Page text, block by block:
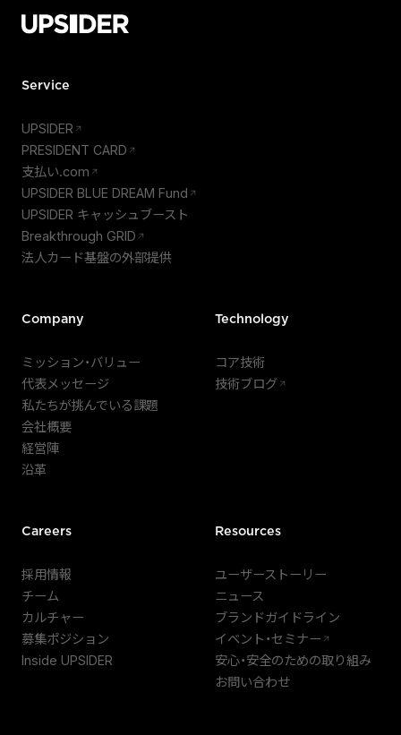
Service
UPSIDER
PRESIDENT CARD
支払い.com
UPSIDER BLUE DREAM Fund
UPSIDER キャッシュブースト
Breakthrough GRID
法人カード基盤の外部提供
Company
ミッション・バリュー
代表メッセージ
私たちが挑んでいる課題
会社概要
経営陣
沿革
Technology
コア技術
技術ブログ
Careers
採用情報
チーム
カルチャー
募集ポジション
Inside UPSIDER
Resources
ユーザーストーリー
ニュース
ブランドガイドライン
イベント・セミナー
安心・安全のための取り組み
お問い合わせ